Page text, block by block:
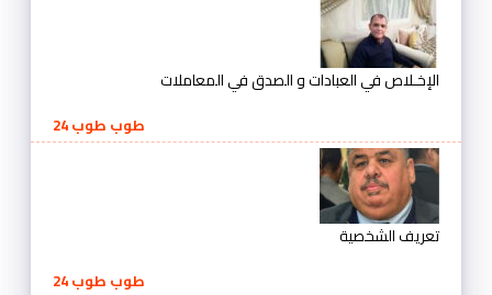
الإخـلاص في العبادات و الصدق في المعاملات
طوب طوب 24
تعريف الشخصية
طوب طوب 24